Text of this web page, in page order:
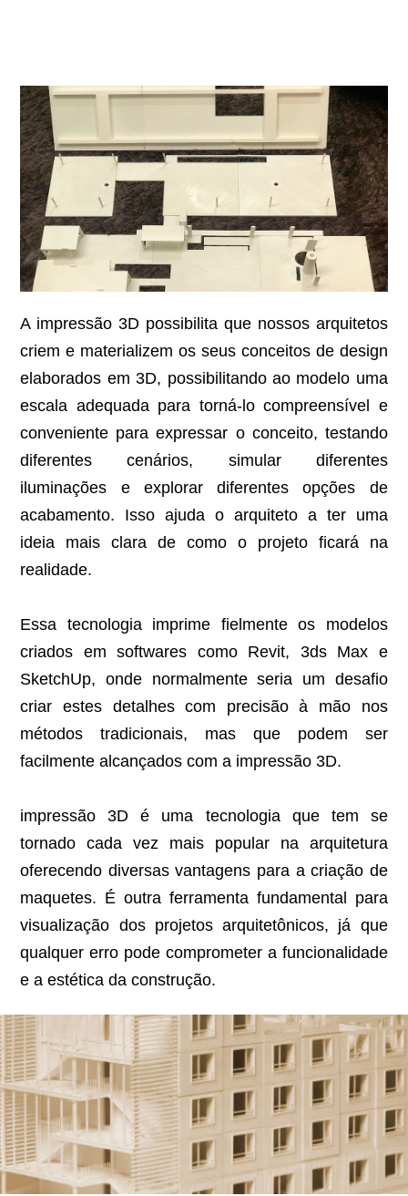
A impressão 3D possibilita que nossos arquitetos
criem e materializem os seus conceitos de design
elaborados em 3D, possibilitando ao modelo uma
escala adequada para torná-lo compreensível e
conveniente para expressar o conceito, testando
diferentes cenários, simular diferentes
iluminações e explorar diferentes opções de
acabamento. Isso ajuda o arquiteto a ter uma
ideia mais clara de como o projeto ficará na
realidade.
Essa tecnologia imprime fielmente os modelos
criados em softwares como Revit, 3ds Max e
SketchUp, onde normalmente seria um desafio
criar estes detalhes com precisão à mão nos
métodos tradicionais, mas que podem ser
facilmente alcançados com a impressão 3D.
impressão 3D é uma tecnologia que tem se
tornado cada vez mais popular na arquitetura
oferecendo diversas vantagens para a criação de
maquetes. É outra ferramenta fundamental para
visualização dos projetos arquitetônicos, já que
qualquer erro pode comprometer a funcionalidade
e a estética da construção.